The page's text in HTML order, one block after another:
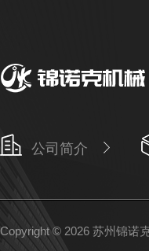
公司简介
Copyright © 2026 苏州锦诺